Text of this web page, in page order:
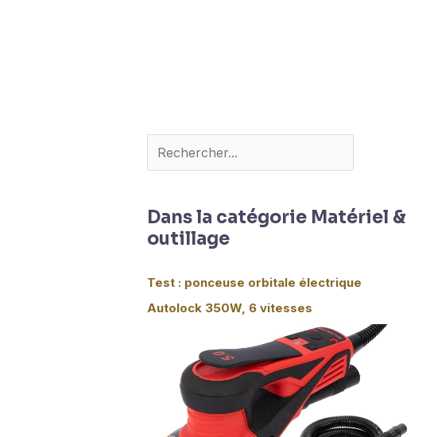
Dans la catégorie Matériel &
outillage
Test : ponceuse orbitale électrique
Autolock 350W, 6 vitesses